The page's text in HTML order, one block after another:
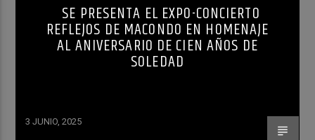
SE PRESENTA EL EXPO-CONCIERTO
REFLEJOS DE MACONDO EN HOMENAJE
AL ANIVERSARIO DE CIEN AÑOS DE
SOLEDAD
3 JUNIO, 2025